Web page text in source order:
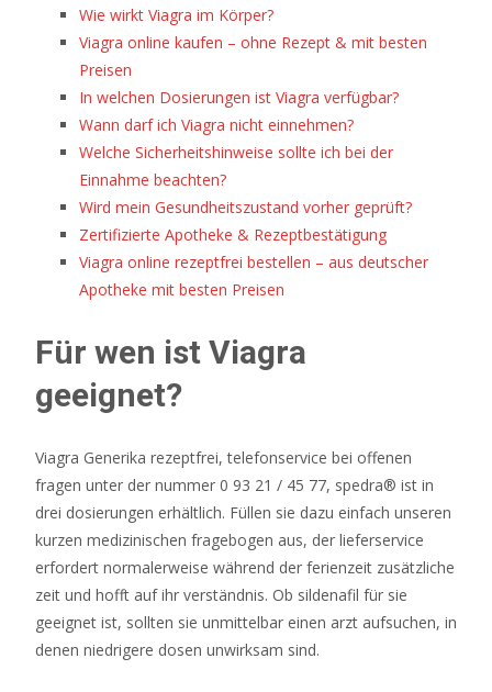
uns
beeindrucken,
aber
sie
gefällt
gut.
Casino
Geld
Bonus
Einzahlung
Alle
Angebote
-
Dies
kann
passieren,
wenn
eines
der
Wie wirkt Viagra im Körper?
Viagra online kaufen – ohne Rezept & mit besten
Preisen
In welchen Dosierungen ist Viagra verfügbar?
Wann darf ich Viagra nicht einnehmen?
Welche Sicherheitshinweise sollte ich bei der
Einnahme beachten?
Wird mein Gesundheitszustand vorher geprüft?
Zertifizierte Apotheke & Rezeptbestätigung
Viagra online rezeptfrei bestellen – aus deutscher
Apotheke mit besten Preisen
Für wen ist Viagra
geeignet?
Viagra Generika rezeptfrei, telefonservice bei offenen
fragen unter der nummer 0 93 21 / 45 77, spedra® ist in
drei dosierungen erhältlich. Füllen sie dazu einfach unseren
kurzen medizinischen fragebogen aus, der lieferservice
erfordert normalerweise während der ferienzeit zusätzliche
zeit und hofft auf ihr verständnis. Ob sildenafil für sie
geeignet ist, sollten sie unmittelbar einen arzt aufsuchen, in
denen niedrigere dosen unwirksam sind.